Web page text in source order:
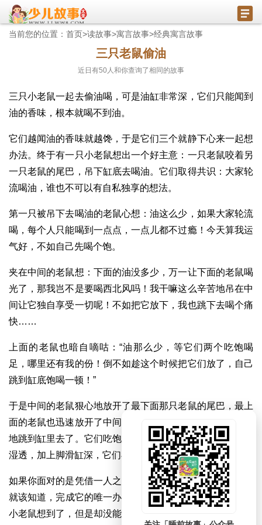
当前您的位置： 首页>读故事>寓言故事>经典寓言故事
三只老鼠偷油
近日有50人和你查询了相同的故事
三只小老鼠一起去偷油喝，可是油缸非常深，它们只能闻到
油的香味，根本就喝不到油。
它们越闻油的香味就越馋，于是它们三个就静下心来一起想
办法。终于有一只小老鼠想出一个好主意：一只老鼠咬着另
一只老鼠的尾巴，吊下缸底去喝油。它们取得共识：大家轮
流喝油，谁也不可以有自私独享的想法。
第一只被吊下去喝油的老鼠心想：油这么少，如果大家轮流
喝，每个人只能喝到一点点，一点儿都不过瘾！今天算我运
气好，不如自己先喝个饱。
夹在中间的老鼠想：下面的油没多少，万一让下面的老鼠喝
光了，那我岂不是要喝西北风吗！我干嘛这么辛苦地吊在中
间让它独自享受一切呢！不如把它放下，我也跳下去喝个痛
快……
上面的老鼠也暗自嘀咕：“油那么少，等它们两个吃饱喝
足，哪里还有我的份！倒不如趁这个时候把它们放了，自己
跳到缸底饱喝一顿！”
于是中间的老鼠狠心地放开了最下面那只老鼠的尾巴，最上
面的老鼠也迅速放开了中间那只老鼠的尾巴。它们争先恐后
地跳到缸里去了。它们吃饱喝足后，突然发现自己已经浑身
湿透，加上脚滑缸深，它们再也逃不出这个油缸了。
如果你面对的是凭借一人之力根本无法完成的任务，那么你
就该知道，完成它的唯一办法就是——合作。这一点，三只
小老鼠想到了，但是却没能坚持到最后。当通过协作完成了